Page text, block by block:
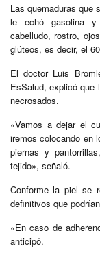
Las quemaduras que
le echó gasolina y
cabelludo, rostro,
glúteos, es decir, el
El doctor Luis
EsSalud, explicó que
necrosados.
«Vamos a dejar el
iremos colocando en
piernas y
tejido», señaló.
Conforme la piel se
definitivos que
«En caso de
anticipó.